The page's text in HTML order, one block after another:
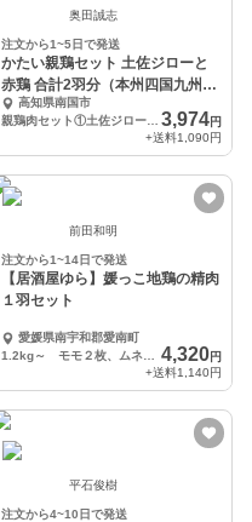
奥田誠志
注文から1~5日で発送
かたい親鶏セット 土佐ジローと
赤鶏 合計2羽分（本州四国九州お
届け）かしわ
高知県南国市
親鶏肉セット①土佐ジロー親鶏雌 半羽 2個 ②親赤鶏 半羽 2個
3,974円
+送料1,090円
前田和明
注文から1~14日で発送
【居酒屋ゆら】媛っこ地鶏の精肉
１羽セット
愛媛県南宇和郡愛南町
1.2kg～ モモ２枚、ムネ２枚、ささみ２枚、手羽先２本、手羽元２本
4,320円
+送料1,140円
平石俊樹
注文から4~10日で発送